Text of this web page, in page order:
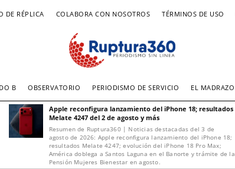
DE RÉPLICA COLABORA CON NOSOTROS TÉRMINOS DE USO
B OBSERVATORIO PERIODISMO DE SERVICIO EL MADRAZO
Apple reconfigura lanzamiento del iPhone 18; resultados
Melate 4247 del 2 de agosto y más
Resumen de Ruptura360 | Noticias destacadas del 3 de
agosto de 2026: Apple reconfigura lanzamiento del iPhone 18;
resultados Melate 4247; evolución del iPhone 18 Pro Max;
América doblega a Santos Laguna en el Banorte y trámite de la
Pensión Mujeres Bienestar en agosto.